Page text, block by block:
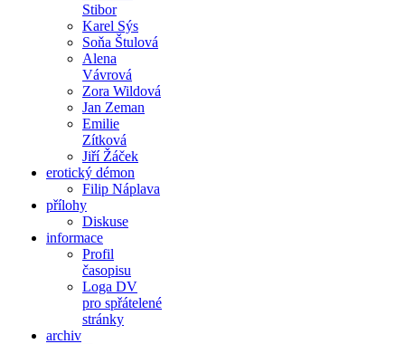
Stibor
Karel Sýs
Soňa Štulová
Alena
Vávrová
Zora Wildová
Jan Zeman
Emilie
Zítková
Jiří Žáček
erotický démon
Filip Náplava
přílohy
Diskuse
informace
Profil
časopisu
Loga DV
pro spřátelené
stránky
archiv